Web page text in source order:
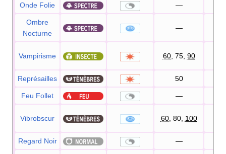
Onde Folie —
Ombre
Nocturne
—
Vampirisme 60, 75, 90
Représailles 50
Feu Follet —
Vibrobscur 60, 80, 100
Regard Noir —